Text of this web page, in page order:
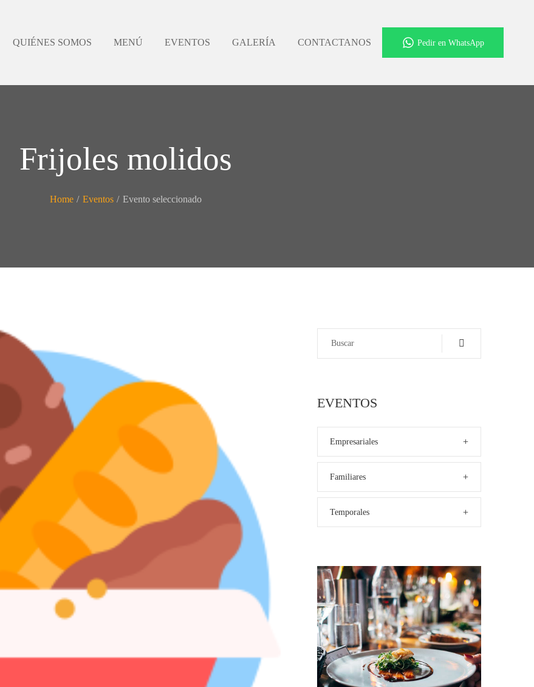
QUIÉNES SOMOS MENÚ EVENTOS GALERÍA CONTACTANOS Pedir en WhatsApp
Frijoles molidos
Home / Eventos / Evento seleccionado
EVENTOS
Empresariales +
Familiares +
Temporales +